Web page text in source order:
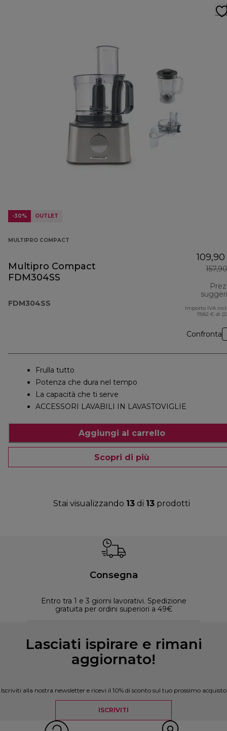
-30% OUTLET
MULTIPRO COMPACT
Multipro Compact
FDM304SS
FDM304SS
Importo IVA
19,82 € di
Confronta
Frulla tutto
Potenza che dura nel tempo
La capacità che ti serve
ACCESSORI LAVABILI IN LAVASTOVIGLIE
Aggiungi al carrello
Scopri di più
Stai visualizzando 13 di 13 prodotti
Consegna
Entro tra 1 e 3 giorni lavorativi. Spedizione
gratuita per ordini superiori a 49€
Lasciati ispirare e rimani
aggiornato!
Iscriviti alla nostra newsletter e ricevi il 10% di sconto sul tuo prossimo acquisto
ISCRIVITI